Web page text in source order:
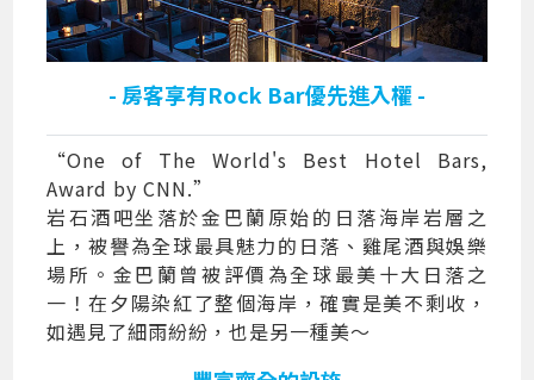
- 房客享有Rock Bar優先進入權 -
“One of The World's Best Hotel Bars,
Award by CNN.”
岩石酒吧坐落於金巴蘭原始的日落海岸岩層之
上，被譽為全球最具魅力的日落、雞尾酒與娛樂
場所。金巴蘭曾被評價為全球最美十大日落之
一！在夕陽染紅了整個海岸，確實是美不剩收，
如遇見了細雨紛紛，也是另一種美～